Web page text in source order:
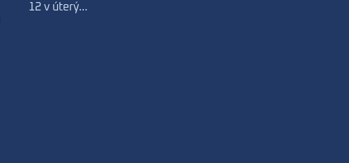
12 v úterý…